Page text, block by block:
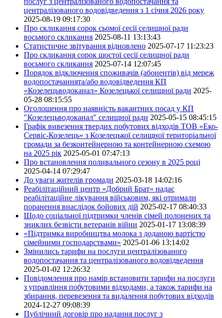
централізованого водовідведення з 1 січня 2026 року
2025-08-19 09:17:30
Про скликання сорок сьомої сесії селищної ради
восьмого скликання 2025-08-11 13:13:43
Статистичне звітування відновлено 2025-07-17 11:23:23
Про скликання сорок шостої сесії селищної ради
восьмого скликання 2025-07-14 12:07:45
Порядок відключення споживачів (абонентів) від мереж
водопостачаннята/або водовідведення КП
«Козелецьводоканал» Козелецької селищної ради 2025-
05-28 08:15:55
Оголошення про наявність вакантних посад у КП
"Козелецьводоканал" селищної ради 2025-05-15 08:45:15
Графік вивезення твердих побутових відходів ТОВ «Еко-
Сервіс-Козелець» з Козелецької селищної територіальної
громади за безконтейнерною та контейнерною схемою
на 2025 рік 2025-05-01 07:47:13
Про встановлення поливального сезону в 2025 році
2025-04-14 07:29:47
До уваги жителів громади 2025-03-18 14:02:16
Реабілітаційний центр «Добрий Брат» надає
реабілітаційне лікування військовим, які отримали
поранення внаслідок бойових дій 2025-02-17 08:40:33
Щодо соціальної підтримки членів сімей полонених та
зниклих безвісти ветеранів війни 2025-01-17 13:08:39
«Підтримка виробництва молока з доданою вартістю
сімейними господарствами» 2025-01-06 13:14:02
Змінились тарифи на послуги централізованого
водопостачання та централізованого водовідведення
2025-01-02 12:26:32
Повідомлення про намір встановити тарифи на послуги
з управління побутовими відходами, а також тарифи на
збирання, перевезення та видалення побутових відходів
2024-12-27 09:08:39
Публічний договір про надання послуг з